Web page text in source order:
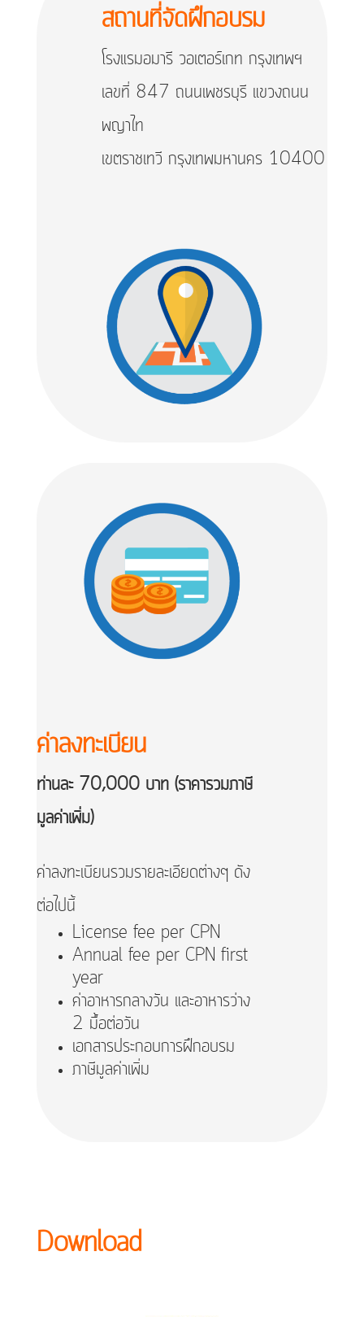
สถานที่จัดฝึกอบรม
โรงแรมอมารี วอเตอร์เกท กรุงเทพฯ
เลขที่ 847 ถนนเพชรบุรี แขวงถนน
พญาไท
เขตราชเทวี กรุงเทพมหานคร 10400
ค่าลงทะเบียน
ท่านละ 70,000 บาท (ราคารวมภาษี
มูลค่าเพิ่ม)
ค่าลงทะเบียนรวมรายละเอียดต่างๆ ดัง
ต่อไปนี้
License fee per CPN
Annual fee per CPN first
year
ค่าอาหารกลางวัน และอาหารว่าง
2 มื้อต่อวัน
เอกสารประกอบการฝึกอบรม
ภาษีมูลค่าเพิ่ม
Download